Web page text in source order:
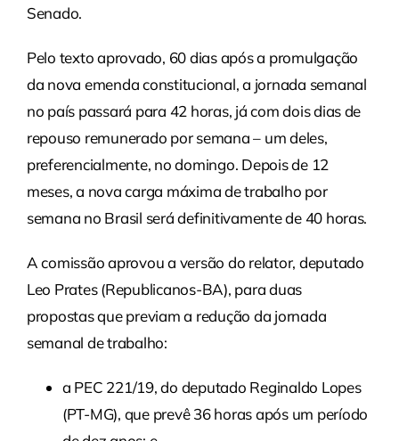
Senado.
Pelo texto aprovado, 60 dias após a promulgação
da nova emenda constitucional, a jornada semanal
no país passará para 42 horas, já com dois dias de
repouso remunerado por semana – um deles,
preferencialmente, no domingo. Depois de 12
meses, a nova carga máxima de trabalho por
semana no Brasil será definitivamente de 40 horas.
A comissão aprovou a versão do relator, deputado
Leo Prates (Republicanos-BA), para duas
propostas que previam a redução da jornada
semanal de trabalho:
a PEC 221/19, do deputado Reginaldo Lopes
(PT-MG), que prevê 36 horas após um período